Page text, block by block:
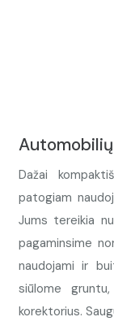
Dažai
patogiam
Jums tereikia
pagaminsime
naudojami ir
siūlome
korektorius.